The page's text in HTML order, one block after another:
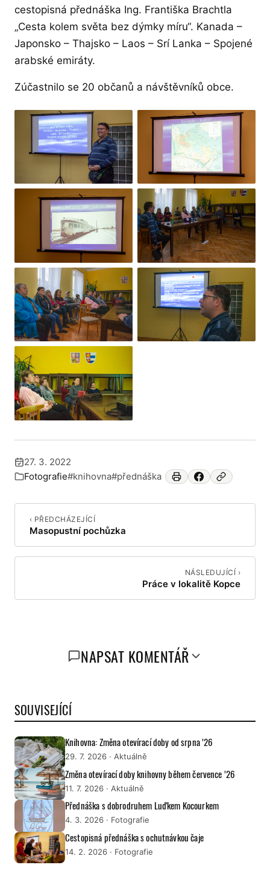
cestopisná přednáška Ing. Františka Brachtla
„Cesta kolem světa bez dýmky míru“. Kanada –
Japonsko – Thajsko – Laos – Srí Lanka – Spojené
arabské emiráty.
Zúčastnilo se 20 občanů a návštěvníků obce.
Publikováno:
27. 3. 2022
Zařazeno v:
Fotografie#knihovna#přednáška
‹ PŘEDCHÁZEJÍCÍ
Masopustní pochůzka
NÁSLEDUJÍCÍ ›
Práce v lokalitě Kopce
NAPSAT KOMENTÁŘ
SOUVISEJÍCÍ
Knihovna: Změna otevírací doby od srpna ’26
29. 7. 2026 · Aktuálně
Změna otevírací doby knihovny během července ’26
11. 7. 2026 · Aktuálně
Přednáška s dobrodruhem Luďkem Kocourkem
4. 3. 2026 · Fotografie
Cestopisná přednáška s ochutnávkou čaje
14. 2. 2026 · Fotografie